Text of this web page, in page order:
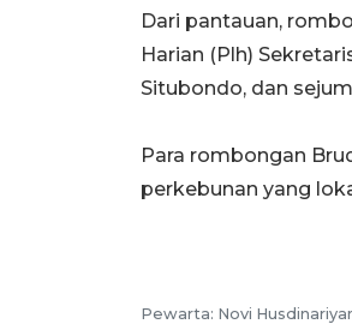
Dari pantauan,
Harian (Plh)
Situbondo, dan
Para rombongan
perkebunan yang
Pewarta: Novi